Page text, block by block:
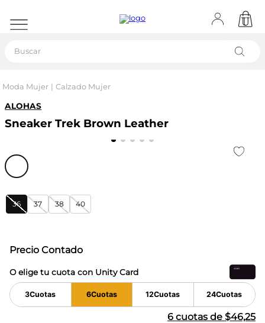
Moda Mujer Calzado Mujer
ALOHAS
Sneaker Trek Brown Leather
36 37 38 40
Precio Contado
O elige tu cuota con Unity Card
3Cuotas 6Cuotas 12Cuotas 24Cuotas
6 cuotas de $46,25